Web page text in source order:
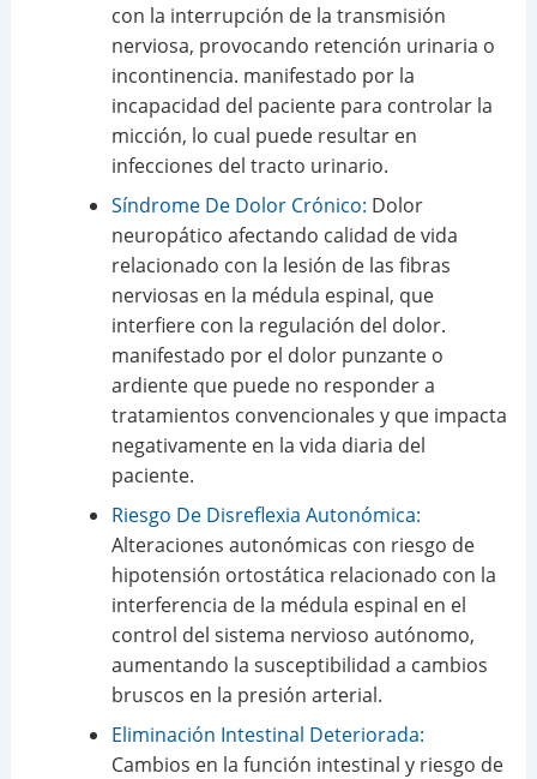
con la interrupción de la transmisión
nerviosa, provocando retención urinaria o
incontinencia. manifestado por la
incapacidad del paciente para controlar la
micción, lo cual puede resultar en
infecciones del tracto urinario.
Síndrome De Dolor Crónico: Dolor
neuropático afectando calidad de vida
relacionado con la lesión de las fibras
nerviosas en la médula espinal, que
interfiere con la regulación del dolor.
manifestado por el dolor punzante o
ardiente que puede no responder a
tratamientos convencionales y que impacta
negativamente en la vida diaria del
paciente.
Riesgo De Disreflexia Autonómica:
Alteraciones autonómicas con riesgo de
hipotensión ortostática relacionado con la
interferencia de la médula espinal en el
control del sistema nervioso autónomo,
aumentando la susceptibilidad a cambios
bruscos en la presión arterial.
Eliminación Intestinal Deteriorada:
Cambios en la función intestinal y riesgo de